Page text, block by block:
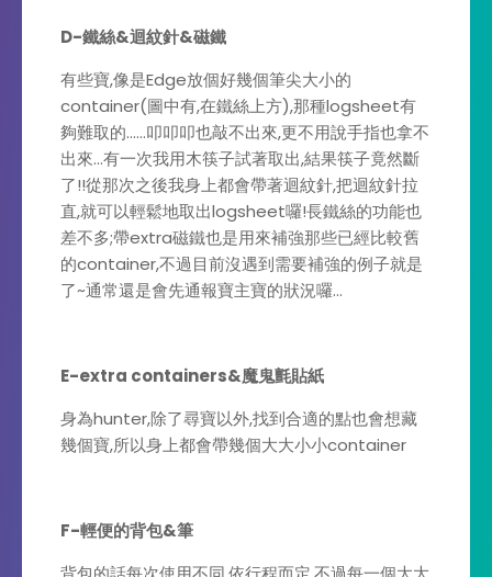
D-鐵絲&迴紋針&磁鐵
有些寶,像是Edge放個好幾個筆尖大小的
container(圖中有,在鐵絲上方),那種logsheet有
夠難取的……叩叩叩也敲不出來,更不用說手指也拿不
出來…有一次我用木筷子試著取出,結果筷子竟然斷
了!!從那次之後我身上都會帶著迴紋針,把迴紋針拉
直,就可以輕鬆地取出logsheet囉!長鐵絲的功能也
差不多;帶extra磁鐵也是用來補強那些已經比較舊
的container,不過目前沒遇到需要補強的例子就是
了~通常還是會先通報寶主寶的狀況囉…
E-extra containers&魔鬼氈貼紙
身為hunter,除了尋寶以外,找到合適的點也會想藏
幾個寶,所以身上都會帶幾個大大小小container
F-輕便的背包&筆